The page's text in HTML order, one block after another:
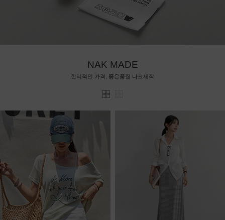
NAK MADE
합리적인 가격, 좋은품질 나크제작